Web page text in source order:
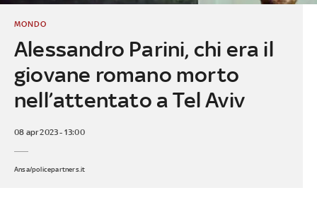
Alessandro Parini, chi era il
giovane romano morto
nell’attentato a Tel Aviv
MONDO
08 apr 2023 - 13:00
Ansa/policepartners.it